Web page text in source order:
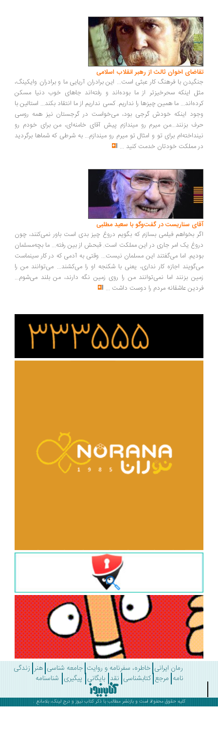
اخوان ثالث از رهبر انقلاب اسلامی
با فرهنگ کار عبثی است... این برادران آریایی ما و برادران وایکینگ،
اینکه سحرخیزتر از ما بوده‌اند و رفته‌اند جاهای خوب دنیا مسکن
ما همین چیزها را نداریم. کسی نداریم از ما انتقاد بکند... استالین با
اینکه خودش گرجی بود، می‌خواست در گرجستان نیز همه روسی
بزنند...من میرم رو میندازم پیش آقای خامنه‌ای، من برای خودم رو
برای تو و امثال تو میرم رو میندازم... به شرطی که شماها برگردید
مملکت خودتان خدمت کنید...
سناریست در گفت‌وگو با سعید مطلبی
بخواهم فیلمی بسازم که بگویم دروغ چیز بدی است باور نمی‌کنند، چون
یک امر جاری در این مملکت است. قبحش از بین رفته... ما بچه‌مسلمان
اما می‌گفتند این مسلمان نیست... وقتی به آدمی که در کار سینماست
اجازه کار نداری، یعنی با شکنجه او را می‌کشند... می‌توانند من را
بزنند اما نمی‌توانند من را روی زمین نگه دارند، من بلند می‌شوم...
عاشقانه مردم را دوست داشت ...
رمان ایرانی خاطره، سفرنامه و روایت جامعه شناسی هنر زندگی
مرجع کتابشناسی نقد بایگانی پیگیری شناسنامه
کلیه حقوق محفوظ است و بازنشر مطالب با ذکرکتاب نیوزو درج لینک، بلامانع .